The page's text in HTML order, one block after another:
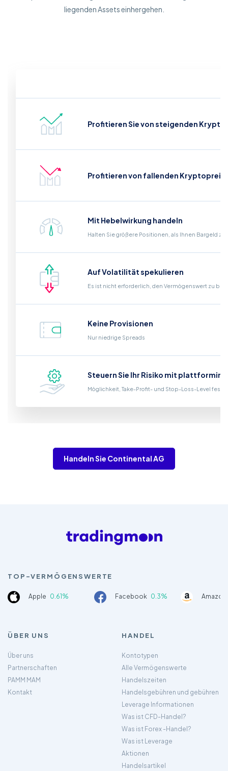
liegenden Assets einhergehen.
Profitieren Sie von steigenden
Profitieren von fallenden
Mit Hebelwirkung handeln
Halten Sie größere Positionen, als Ihnen Bargeld
Auf Volatilität spekulieren
Es ist nicht erforderlich, den Vermögenswert zu
Keine Provisionen
Nur niedrige Spreads
Steuern Sie Ihr Risiko mit
Möglichkeit, Take-Profit- und Stop-Loss-Level
Handeln Sie Continental AG
TOP-VERMÖGENSWERTE
Apple 0.61% Facebook 0.3%
ÜBER UNS
Über uns
Partnerschaften
PAMM MAM
Kontakt
HANDEL
Kontotypen
Alle Vermögenswerte
Handelszeiten
Handelsgebühren und gebühren
Leverage Informationen
Was ist CFD-Handel?
Was ist Forex -Handel?
Was ist Leverage
Aktionen
Handelsartikel